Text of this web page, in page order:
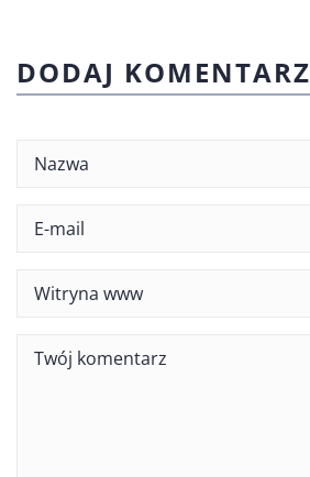
DODAJ KOMENTARZ